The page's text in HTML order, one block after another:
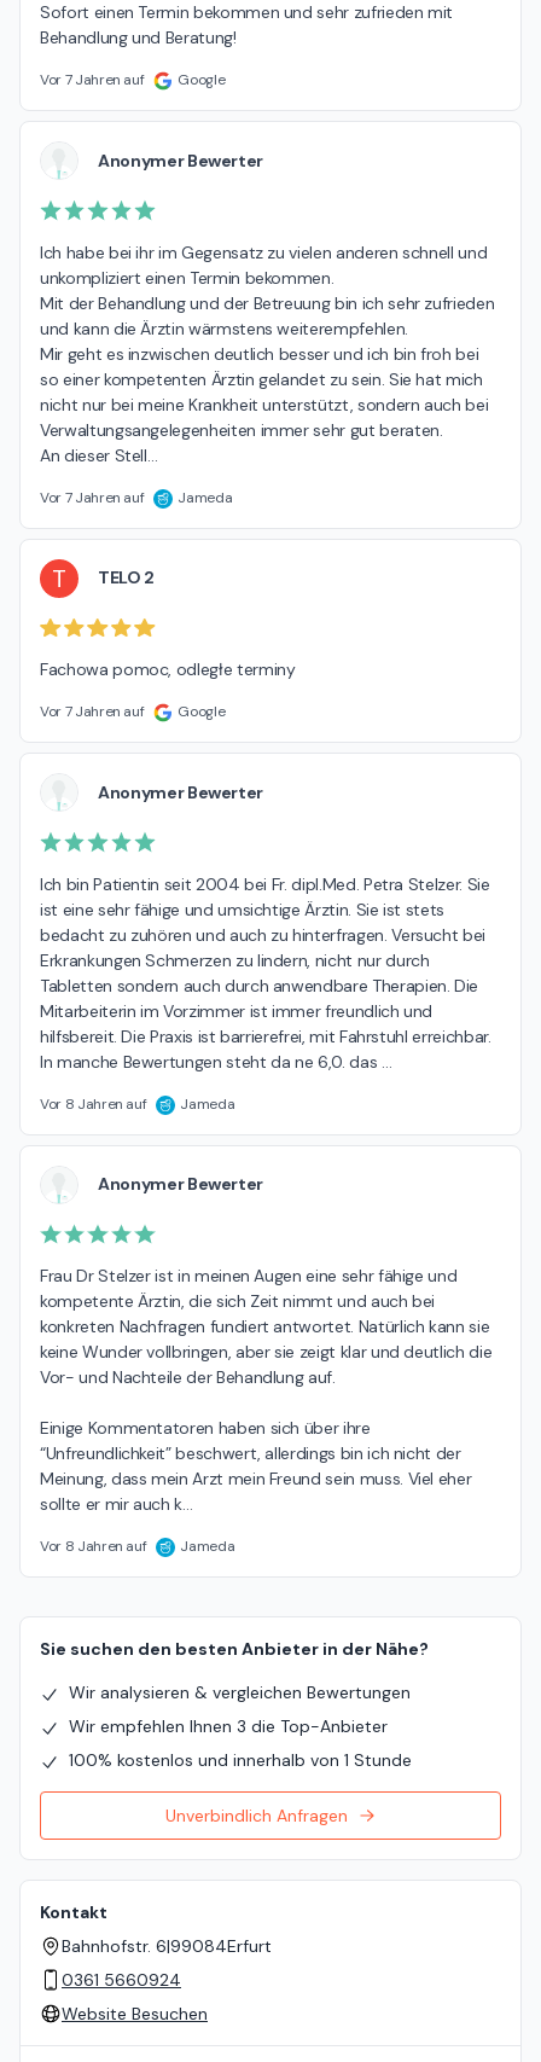
Sofort einen Termin bekommen und sehr zufrieden mit
Behandlung und Beratung!
Vor 7 Jahren auf Google
Anonymer Bewerter
Ich habe bei ihr im Gegensatz zu vielen anderen schnell und
unkompliziert einen Termin bekommen.
Mit der Behandlung und der Betreuung bin ich sehr zufrieden
und kann die Ärztin wärmstens weiterempfehlen.
Mir geht es inzwischen deutlich besser und ich bin froh bei
so einer kompetenten Ärztin gelandet zu sein. Sie hat mich
nicht nur bei meine Krankheit unterstützt, sondern auch bei
Verwaltungsangelegenheiten immer sehr gut beraten.
An dieser Stell
Vor 7 Jahren auf Jameda
T TELO 2
Fachowa pomoc, odległe terminy
Vor 7 Jahren auf Google
Anonymer Bewerter
Ich bin Patientin seit 2004 bei Fr. dipl.Med. Petra Stelzer. Sie
ist eine sehr fähige und umsichtige Ärztin. Sie ist stets
bedacht zu zuhören und auch zu hinterfragen. Versucht bei
Erkrankungen Schmerzen zu lindern, nicht nur durch
Tabletten sondern auch durch anwendbare Therapien. Die
Mitarbeiterin im Vorzimmer ist immer freundlich und
hilfsbereit. Die Praxis ist barrierefrei, mit Fahrstuhl erreichbar.
In manche Bewertungen steht da ne 6,0. das …
Vor 8 Jahren auf Jameda
Anonymer Bewerter
Frau Dr Stelzer ist in meinen Augen eine sehr fähige und
kompetente Ärztin, die sich Zeit nimmt und auch bei
konkreten Nachfragen fundiert antwortet. Natürlich kann sie
keine Wunder vollbringen, aber sie zeigt klar und deutlich die
Vor- und Nachteile der Behandlung auf.
Einige Kommentatoren haben sich über ihre
“Unfreundlichkeit” beschwert, allerdings bin ich nicht der
Meinung, dass mein Arzt mein Freund sein muss. Viel eher
sollte er mir auch k…
Vor 8 Jahren auf Jameda
Sie suchen den besten Anbieter in der Nähe?
Wir analysieren & vergleichen Bewertungen
Wir empfehlen Ihnen 3 die Top-Anbieter
100% kostenlos und innerhalb von 1 Stunde
Unverbindlich Anfragen
Kontakt
Bahnhofstr. 6|99084Erfurt
0361 5660924
Website Besuchen